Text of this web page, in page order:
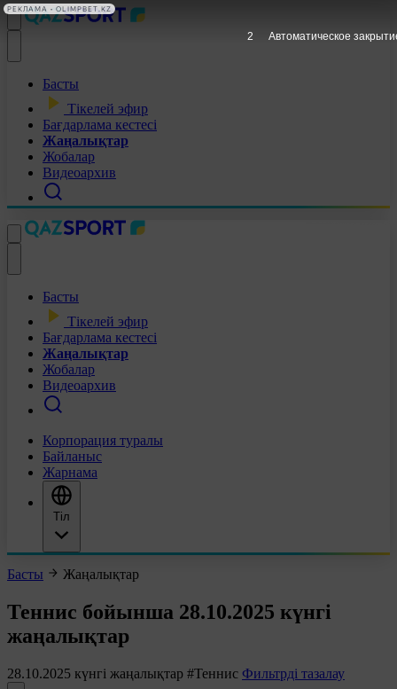
Басты
Тікелей эфир
Бағдарлама кестесі
Жаңалықтар
Жобалар
Видеоархив
Басты
Тікелей эфир
Бағдарлама кестесі
Жаңалықтар
Жобалар
Видеоархив
Корпорация туралы
Байланыс
Жарнама
Тіл
Басты Жаңалықтар
Теннис бойынша 28.10.2025 күнгі
жаңалықтар
28.10.2025 күнгі жаңалықтар #Теннис Фильтрді тазалау
1 Автоматическое
РЕКЛАМА • OLIMPBET.KZ